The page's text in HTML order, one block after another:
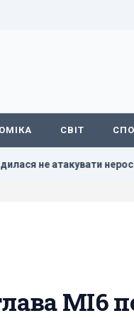
СВІТ
не атакувати
МІ6